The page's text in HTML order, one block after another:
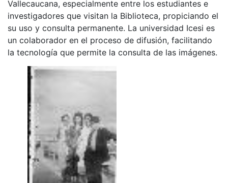
Vallecaucana, especialmente entre los estudiantes e
investigadores que visitan la Biblioteca, propiciando el
su uso y consulta permanente. La universidad Icesi es
un colaborador en el proceso de difusión, facilitando
la tecnología que permite la consulta de las imágenes.